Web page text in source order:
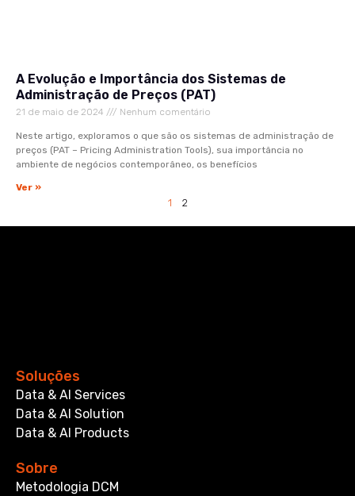
A Evolução e Importância dos Sistemas de
Administração de Preços (PAT)
21 de maio de 2024 Nenhum comentário
Neste artigo, exploramos o que são os sistemas de administração de
preços (PAT – Pricing Administration Tools), sua importância no
ambiente de negócios contemporâneo, os benefícios
Ver »
1 2
Soluções
Data & AI Services
Data & AI Solution
Data & AI Products
Sobre
Metodologia DCM